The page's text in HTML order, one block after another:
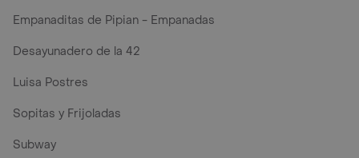
Empanaditas de Pipian - Empanadas
Desayunadero de la 42
Luisa Postres
Sopitas y Frijoladas
Subway